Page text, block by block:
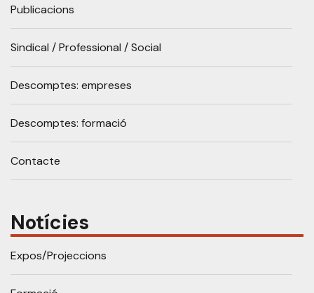
Publicacions
Sindical / Professional / Social
Descomptes: empreses
Descomptes: formació
Contacte
Notícies
Expos/Projeccions